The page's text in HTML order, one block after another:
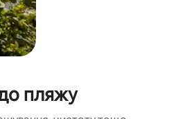
пляжу